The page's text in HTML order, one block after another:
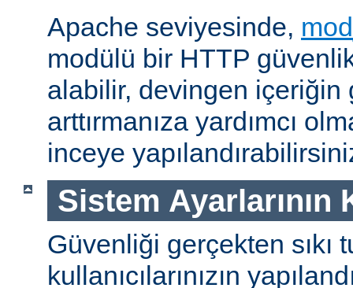
Apache seviyesinde,
modülü bir HTTP
alabilir, devingen içeriğin
arttırmanıza yardımcı
inceye
Sistem Ayarlarının
Güvenliği gerçekten sıkı
kullanıcılarınızın